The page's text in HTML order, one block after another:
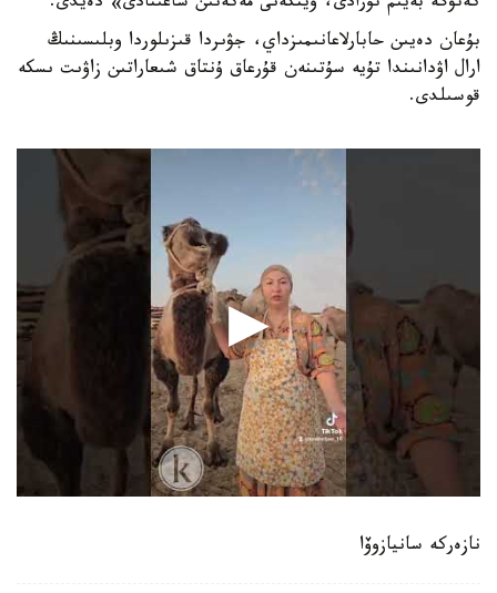
بۇعان دەيىن حابارلاعانىمىزداي، جۋىردا قىزىلوردا وبلىسىنىڭ
ارال اۋدانىندا تۇيە سۇتىنەن قۇرعاق ۇنتاق شىعاراتىن زاۋىت ىسكە
قوسىلدى.
نازەركە سانيازوۆا